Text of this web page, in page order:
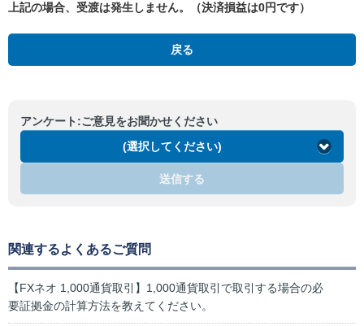
上記の場合、受渡は発生しません。（決済損益は0円です）
戻る
アンケート:ご意見をお聞かせください
(選択してください)
送信する
関連するよくあるご質問
【FXネオ 1,000通貨取引】1,000通貨取引で取引する場合の必
要証拠金の計算方法を教えてください。